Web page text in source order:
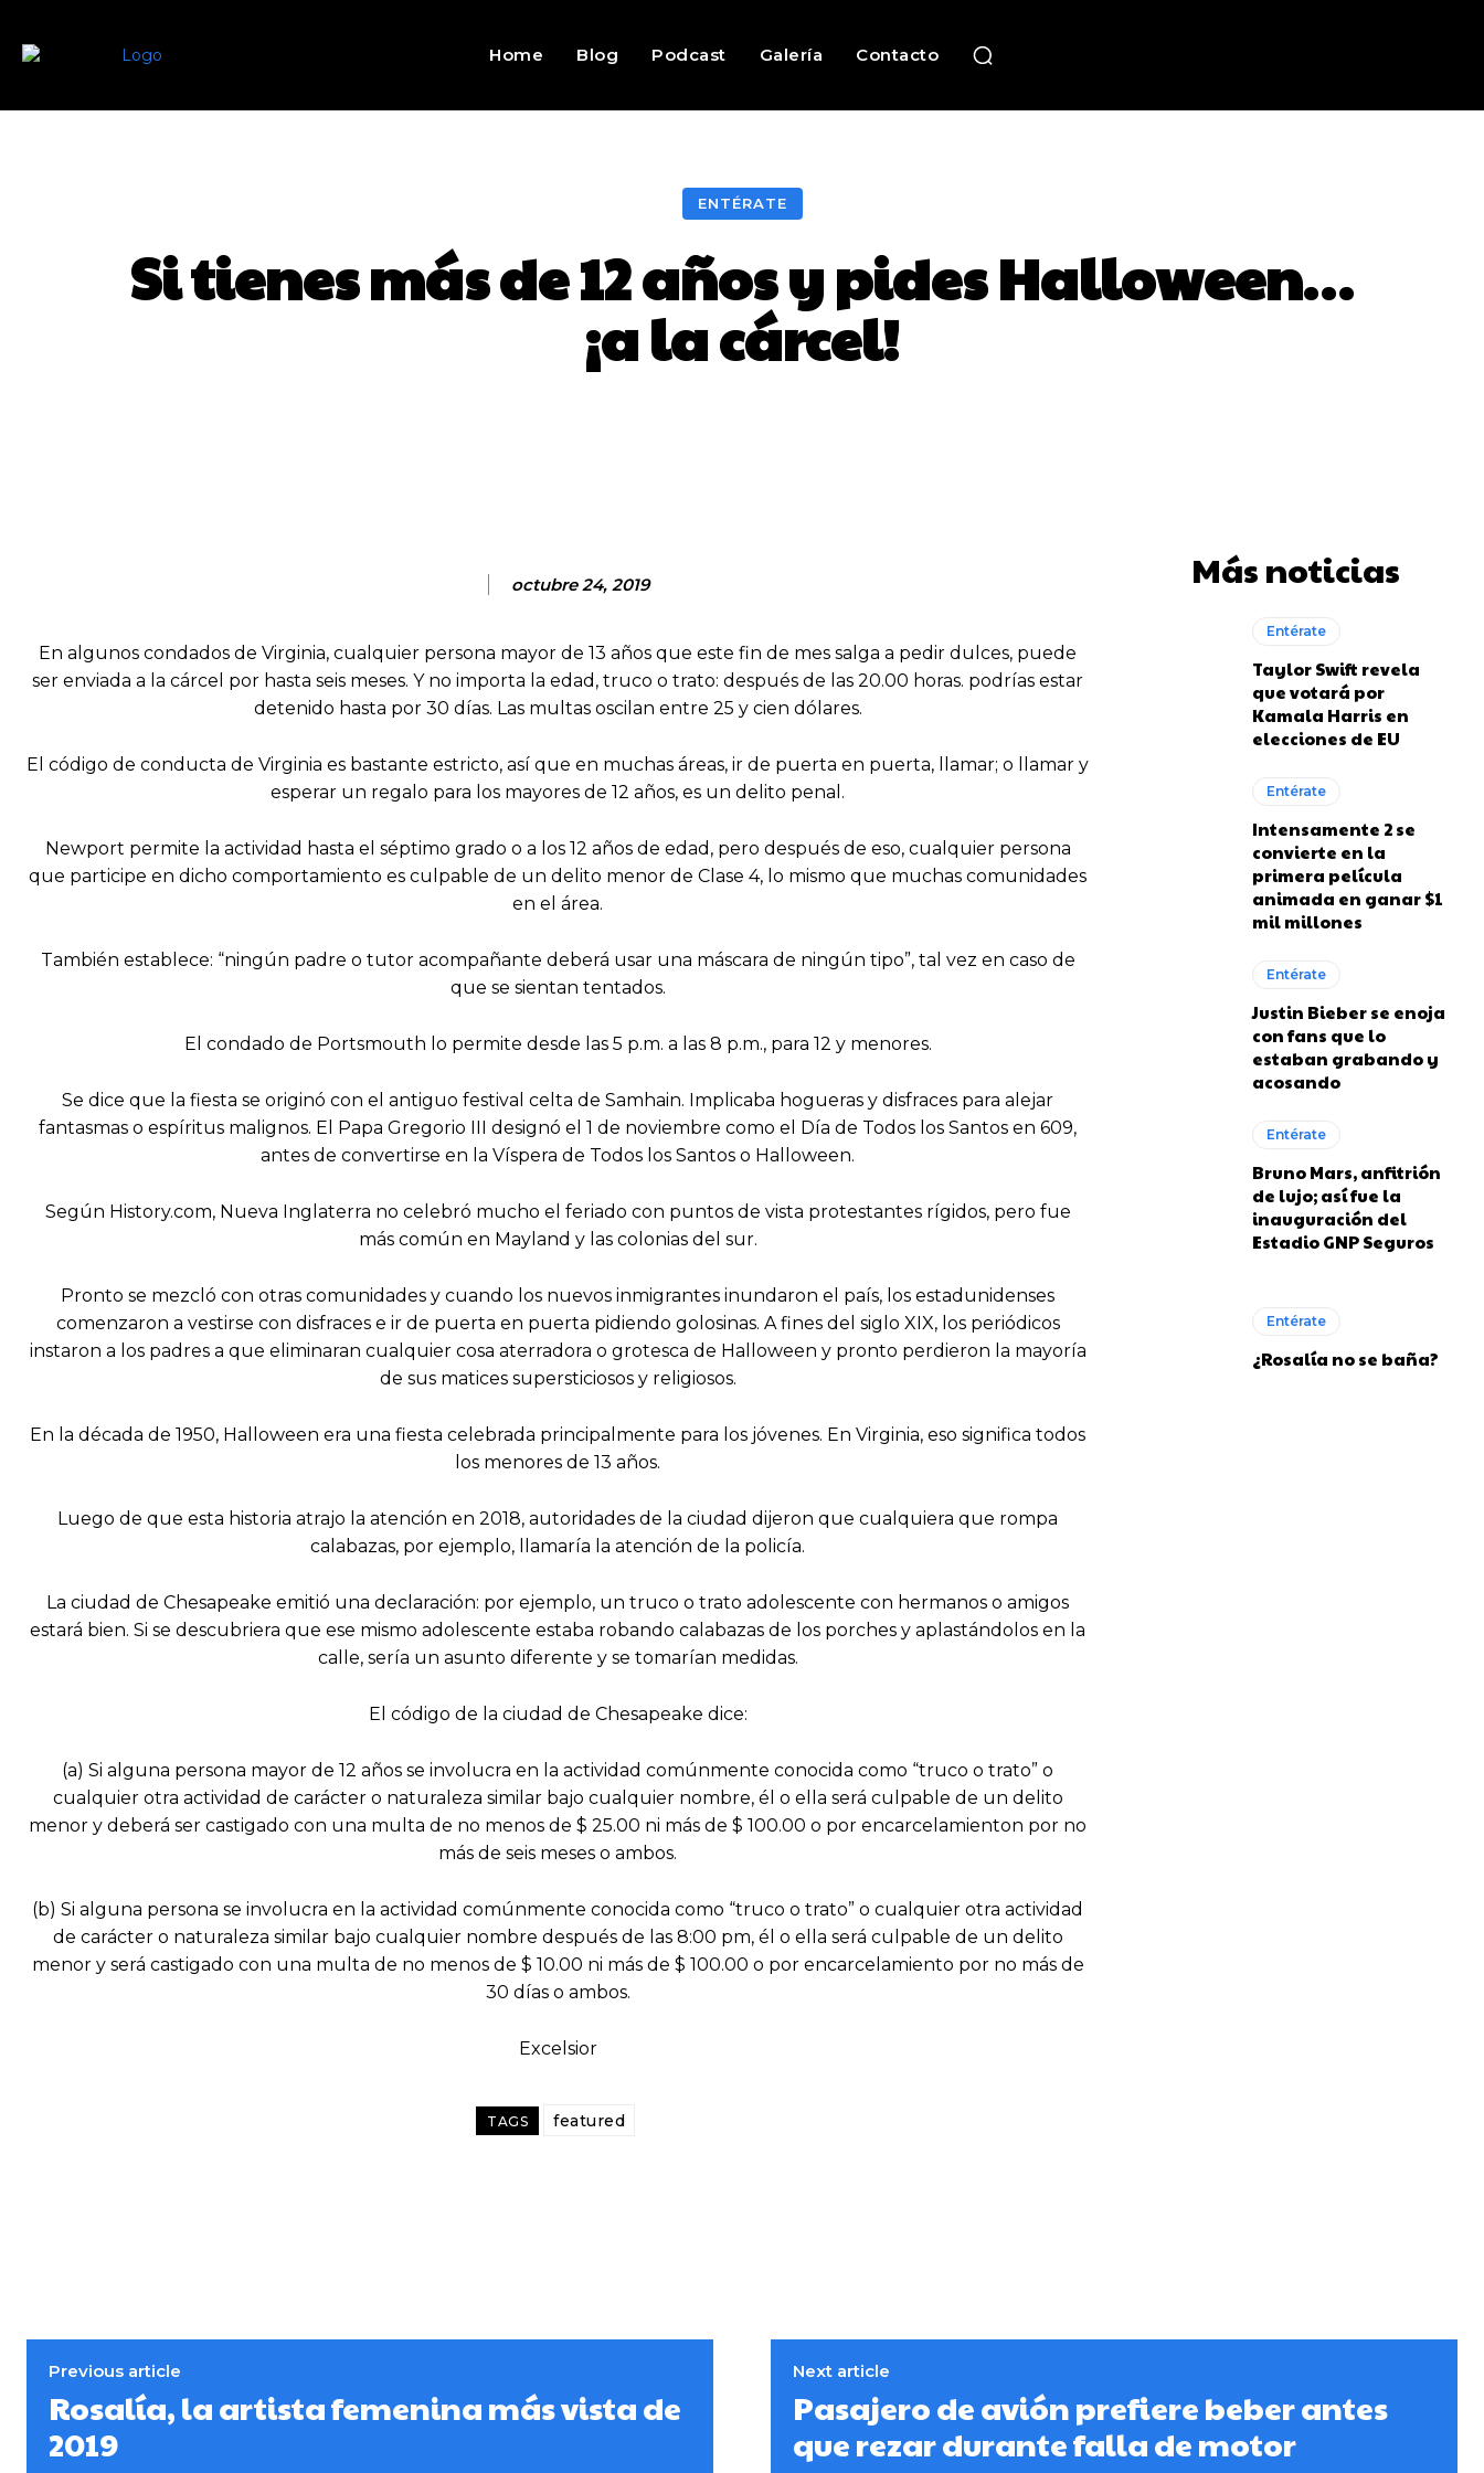
Home Blog Podcast Galería Contacto
ENTÉRATE
Si tienes más de 12 años y pides Halloween…
¡a la cárcel!
octubre 24, 2019
En algunos condados de Virginia, cualquier persona mayor de 13 años que este fin de mes salga a pedir dulces, puede
ser enviada a la cárcel por hasta seis meses. Y no importa la edad, truco o trato: después de las 20.00 horas. podrías estar
detenido hasta por 30 días. Las multas oscilan entre 25 y cien dólares.
El código de conducta de Virginia es bastante estricto, así que en muchas áreas, ir de puerta en puerta, llamar; o llamar y
esperar un regalo para los mayores de 12 años, es un delito penal.
Newport permite la actividad hasta el séptimo grado o a los 12 años de edad, pero después de eso, cualquier persona
que participe en dicho comportamiento es culpable de un delito menor de Clase 4, lo mismo que muchas comunidades
en el área.
También establece: “ningún padre o tutor acompañante deberá usar una máscara de ningún tipo”, tal vez en caso de
que se sientan tentados.
El condado de Portsmouth lo permite desde las 5 p.m. a las 8 p.m., para 12 y menores.
Se dice que la fiesta se originó con el antiguo festival celta de Samhain. Implicaba hogueras y disfraces para alejar
fantasmas o espíritus malignos. El Papa Gregorio III designó el 1 de noviembre como el Día de Todos los Santos en 609,
antes de convertirse en la Víspera de Todos los Santos o Halloween.
Según History.com, Nueva Inglaterra no celebró mucho el feriado con puntos de vista protestantes rígidos, pero fue
más común en Mayland y las colonias del sur.
Pronto se mezcló con otras comunidades y cuando los nuevos inmigrantes inundaron el país, los estadunidenses
comenzaron a vestirse con disfraces e ir de puerta en puerta pidiendo golosinas. A fines del siglo XIX, los periódicos
instaron a los padres a que eliminaran cualquier cosa aterradora o grotesca de Halloween y pronto perdieron la mayoría
de sus matices supersticiosos y religiosos.
En la década de 1950, Halloween era una fiesta celebrada principalmente para los jóvenes. En Virginia, eso significa todos
los menores de 13 años.
Luego de que esta historia atrajo la atención en 2018, autoridades de la ciudad dijeron que cualquiera que rompa
calabazas, por ejemplo, llamaría la atención de la policía.
La ciudad de Chesapeake emitió una declaración: por ejemplo, un truco o trato adolescente con hermanos o amigos
estará bien. Si se descubriera que ese mismo adolescente estaba robando calabazas de los porches y aplastándolos en la
calle, sería un asunto diferente y se tomarían medidas.
El código de la ciudad de Chesapeake dice:
(a) Si alguna persona mayor de 12 años se involucra en la actividad comúnmente conocida como “truco o trato” o
cualquier otra actividad de carácter o naturaleza similar bajo cualquier nombre, él o ella será culpable de un delito
menor y deberá ser castigado con una multa de no menos de $ 25.00 ni más de $ 100.00 o por encarcelamienton por no
más de seis meses o ambos.
(b) Si alguna persona se involucra en la actividad comúnmente conocida como “truco o trato” o cualquier otra actividad
de carácter o naturaleza similar bajo cualquier nombre después de las 8:00 pm, él o ella será culpable de un delito
menor y será castigado con una multa de no menos de $ 10.00 ni más de $ 100.00 o por encarcelamiento por no más de
30 días o ambos.
Excelsior
TAGS featured
Más noticias
Entérate
Taylor Swift revela
que votará por
Kamala Harris en
elecciones de EU
Entérate
Intensamente 2 se
convierte en la
primera película
animada en ganar $1
mil millones
Entérate
Justin Bieber se enoja
con fans que lo
estaban grabando y
acosando
Entérate
Bruno Mars, anfitrión
de lujo; así fue la
inauguración del
Estadio GNP Seguros
Entérate
¿Rosalía no se baña?
Previous article
Rosalía, la artista femenina más vista de
2019
Next article
Pasajero de avión prefiere beber antes
que rezar durante falla de motor